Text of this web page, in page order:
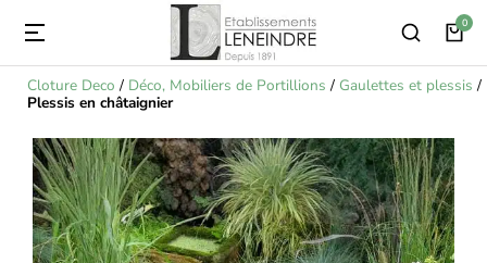
Cloture Deco / Déco, Mobiliers de Portillions / Gaulettes et plessis /
Plessis en châtaignier